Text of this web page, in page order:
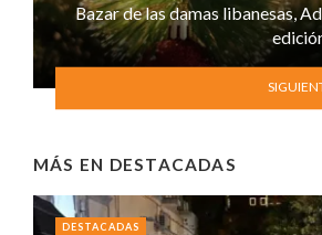
Bazar de las damas libanesas,
MÁS EN DESTACADAS
DESTACADAS